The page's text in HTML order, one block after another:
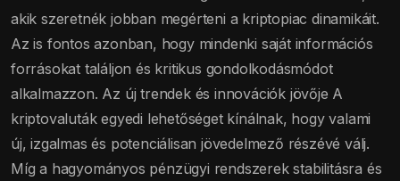
akik szeretnék jobban megérteni a kriptopiac dinamikáit.
Az is fontos azonban, hogy mindenki saját információs
forrásokat találjon és kritikus gondolkodásmódot
alkalmazzon. Az új trendek és innovációk jövője A
kriptovaluták egyedi lehetőséget kínálnak, hogy valami
új, izgalmas és potenciálisan jövedelmező részévé válj.
Míg a hagyományos pénzügyi rendszerek stabilitásra és